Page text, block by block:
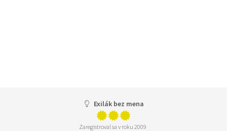
Exilák bez mena
Zaregistroval sa v roku 2009